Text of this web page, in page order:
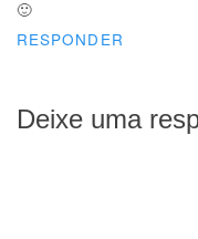
🙂
RESPONDER
Deixe uma